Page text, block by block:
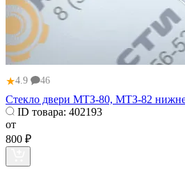
★4.9 46
Стекло двери МТЗ-80, МТЗ-82
ID товара: 402193
от
800 ₽